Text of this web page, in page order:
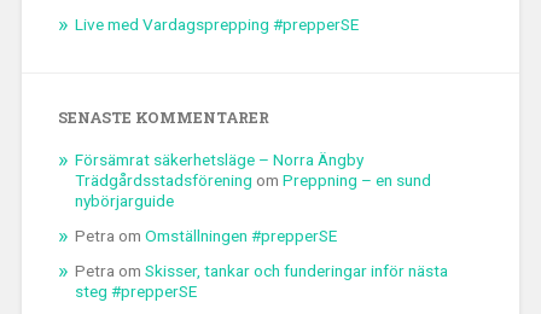
Live med Vardagsprepping #prepperSE
SENASTE KOMMENTARER
Försämrat säkerhetsläge – Norra Ängby
Trädgårdsstadsförening om Preppning – en sund
nybörjarguide
Petra om Omställningen #prepperSE
Petra om Skisser, tankar och funderingar inför nästa
steg #prepperSE